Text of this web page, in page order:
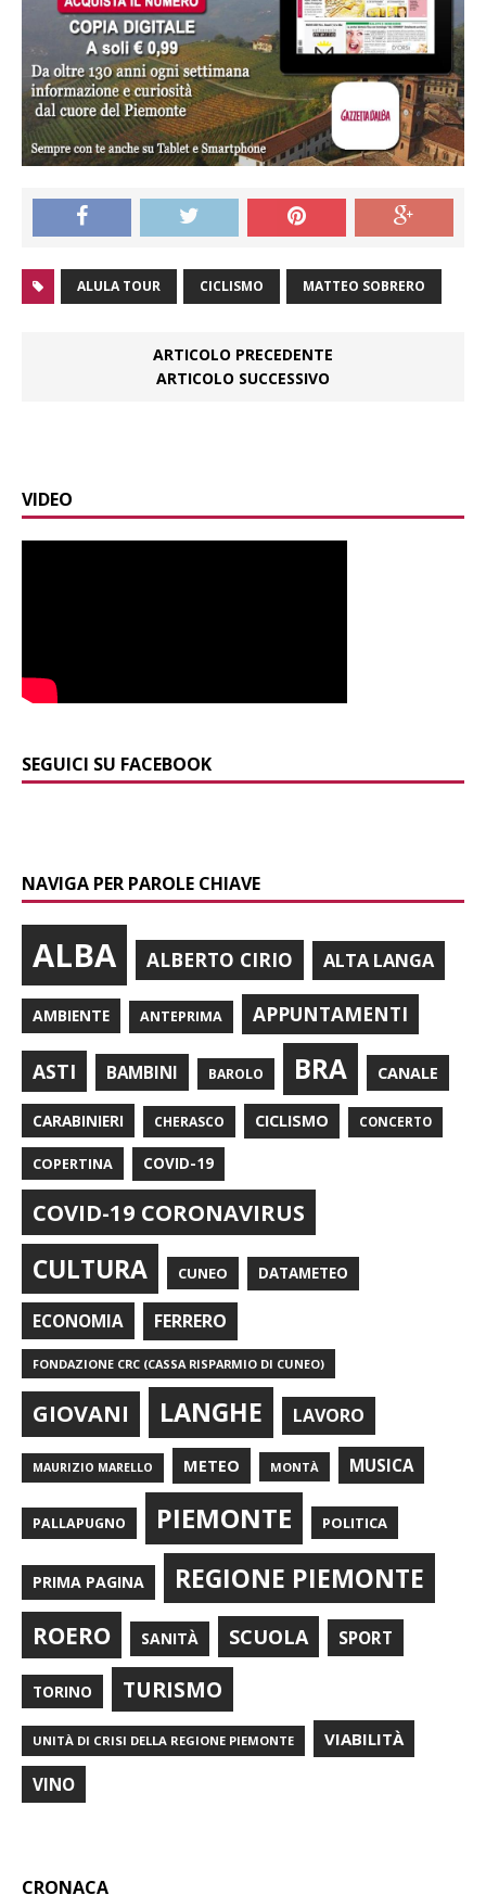
ALULA TOUR CICLISMO MATTEO SOBRERO
ARTICOLO PRECEDENTE
ARTICOLO SUCCESSIVO
VIDEO
SEGUICI SU FACEBOOK
NAVIGA PER PAROLE CHIAVE
ALBA ALBERTO CIRIO ALTA LANGA
AMBIENTE ANTEPRIMA APPUNTAMENTI
ASTI BAMBINI BAROLO BRA CANALE
CARABINIERI CHERASCO CICLISMO CONCERTO
COPERTINA COVID-19
COVID-19 CORONAVIRUS
CULTURA CUNEO DATAMETEO
ECONOMIA FERRERO
FONDAZIONE CRC (CASSA RISPARMIO DI CUNEO)
GIOVANI LANGHE LAVORO
MAURIZIO MARELLO METEO MONTÀ MUSICA
PALLAPUGNO PIEMONTE POLITICA
PRIMA PAGINA REGIONE PIEMONTE
ROERO SANITÀ SCUOLA SPORT
TORINO TURISMO
UNITÀ DI CRISI DELLA REGIONE PIEMONTE VIABILITÀ
VINO
CRONACA